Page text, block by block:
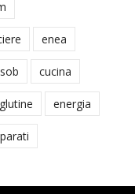
enea
cucina
energia